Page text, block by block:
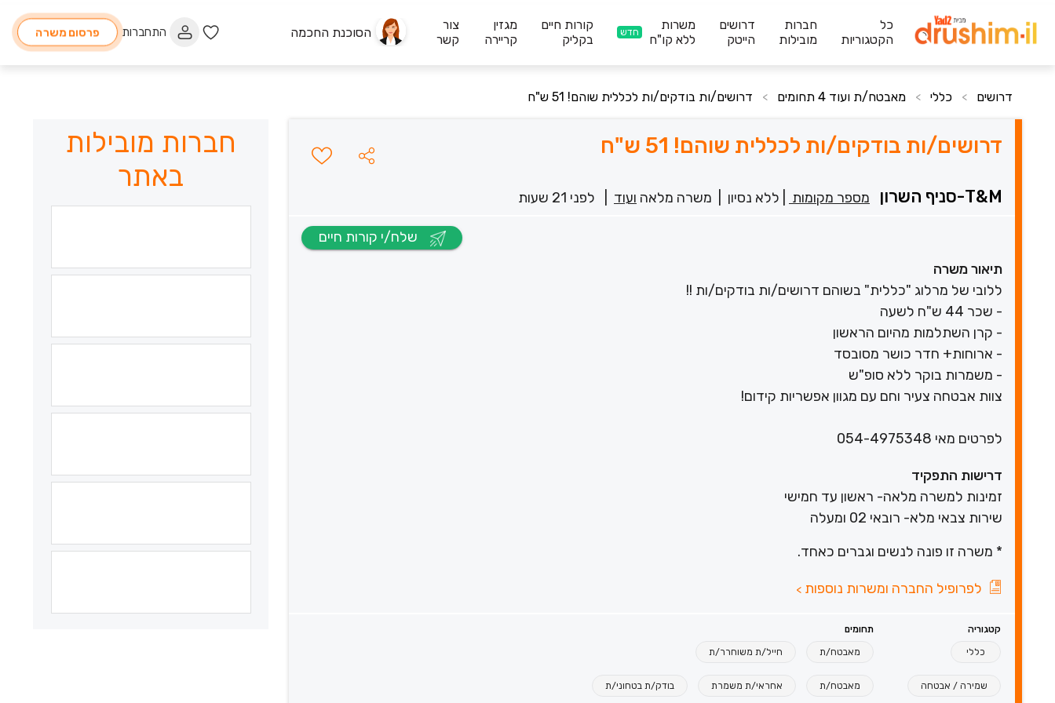
כל
הקטגוריות
חברות
מובילות
דרושים
הייטק
משרות
ללא קו"ח
חדש
קורות חיים
בקליק
מגזין
קריירה
צור
קשר
הסוכנת החכמה התחברות פרסום משרה
דרושים > כללי > מאבטח/ת ועוד 4 תחומים > דרושים/ות בודקים/ות לכללית שוהם! 51 ש"ח
דרושים/ות בודקים/ות לכללית שוהם! 51 ש"ח
T&M-סניף השרון מספר מקומות ללא נסיון משרה מלאה ועוד לפני 21 שעות
תיאור משרה
ללובי של מרלוג "כללית" בשוהם דרושים/ות בודקים/ות !!
- שכר 44 ש"ח לשעה
- קרן השתלמות מהיום הראשון
- ארוחות+ חדר כושר מסובסד
- משמרות בוקר ללא סופ"ש
צוות אבטחה צעיר וחם עם מגוון אפשריות קידום!
לפרטים מאי 054-4975348
דרישות התפקיד
זמינות למשרה מלאה- ראשון עד חמישי
שירות צבאי מלא- רובאי 02 ומעלה
* משרה זו פונה לנשים וגברים כאחד.
לפרופיל החברה ומשרות נוספות >
קטגוריה תחומים
כללי מאבטח/ת חייל/ת משוחרר/ת
שמירה / אבטחה מאבטח/ת אחראי/ת משמרת בודק/ת בטחוני/ת
חברות מובילות
באתר